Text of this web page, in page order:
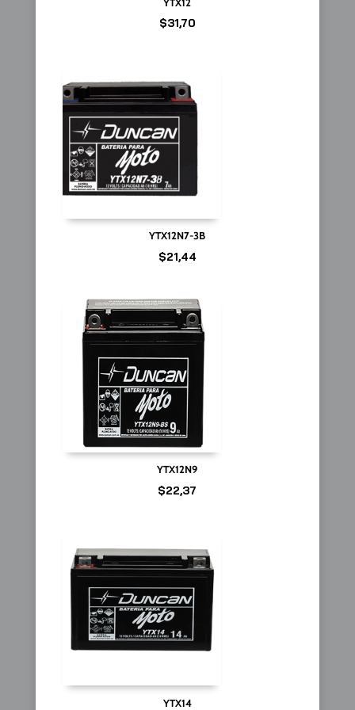
$31,70
YTX12N7-3B
$21,44
YTX12N9
$22,37
YTX14